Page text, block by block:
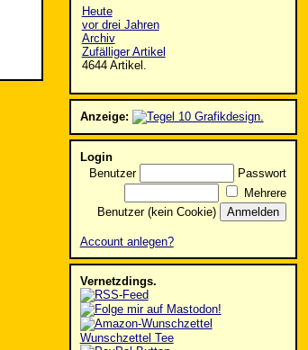
Heute
vor drei Jahren
Archiv
Zufälliger Artikel
4644 Artikel.
Anzeige:
Login
Benutzer
Passwort
Mehrere
Benutzer (kein Cookie)
Account anlegen?
Vernetzdings.
Wunschzettel Tee